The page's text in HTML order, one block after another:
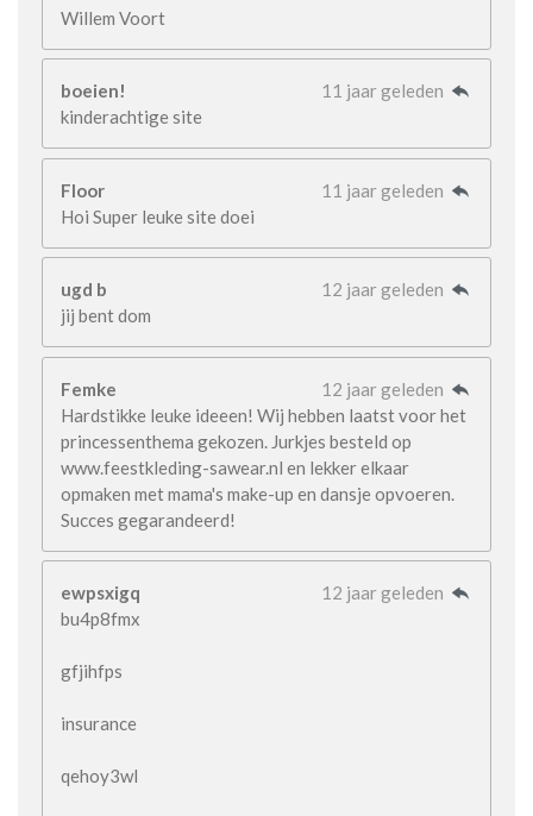
Willem Voort
boeien!
11 jaar geleden
kinderachtige site
Floor
11 jaar geleden
Hoi Super leuke site doei
ugd b
12 jaar geleden
jij bent dom
Femke
12 jaar geleden
Hardstikke leuke ideeen! Wij hebben laatst voor het
princessenthema gekozen. Jurkjes besteld op
www.feestkleding-sawear.nl en lekker elkaar
opmaken met mama's make-up en dansje opvoeren.
Succes gegarandeerd!
ewpsxigq
12 jaar geleden
bu4p8fmx
gfjihfps
insurance
qehoy3wl